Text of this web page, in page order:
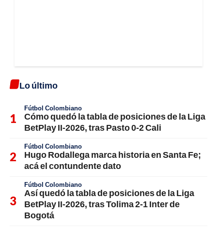
Lo último
Fútbol Colombiano
Cómo quedó la tabla de posiciones de la Liga
BetPlay II-2026, tras Pasto 0-2 Cali
Fútbol Colombiano
Hugo Rodallega marca historia en Santa Fe;
acá el contundente dato
Fútbol Colombiano
Así quedó la tabla de posiciones de la Liga
BetPlay II-2026, tras Tolima 2-1 Inter de
Bogotá